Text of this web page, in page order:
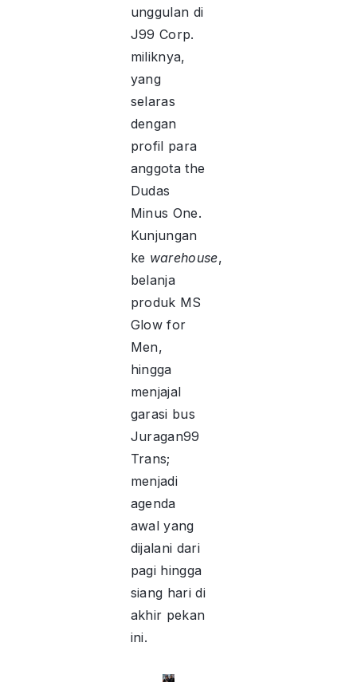
unggulan di
J99 Corp.
miliknya,
yang
selaras
dengan
profil para
anggota the
Dudas
Minus One.
Kunjungan
ke warehouse,
belanja
produk MS
Glow for
Men,
hingga
menjajal
garasi bus
Juragan99
Trans;
menjadi
agenda
awal yang
dijalani dari
pagi hingga
siang hari di
akhir pekan
ini.